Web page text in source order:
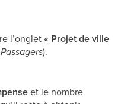
l’onglet« Projet de ville
Passagers).
et le nombre